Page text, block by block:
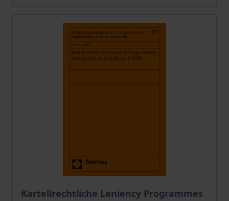
Kartellrechtliche Leniency Programmes
Der Preis dieses Titels richtet sich nach der